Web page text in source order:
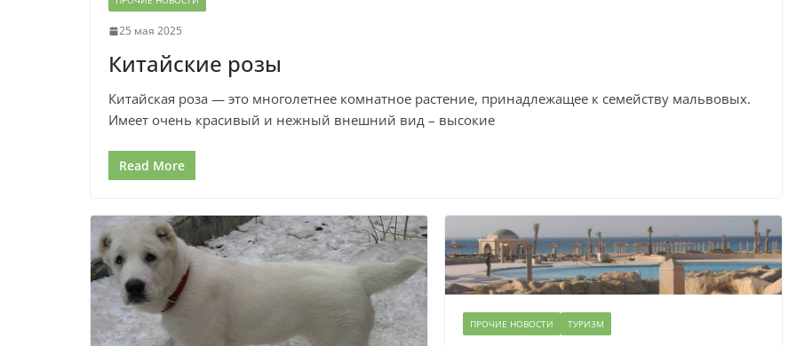
25 мая 2025
Китайские розы
Китайская роза — это многолетнее комнатное растение, принадлежащее к семейству мальвовых.
Имеет очень красивый и нежный внешний вид – высокие
Read More
ПРОЧИЕ НОВОСТИ ТУРИЗМ